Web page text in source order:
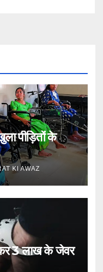
पीड़ितों के
KI AWAZ
3 लाख के जेवर